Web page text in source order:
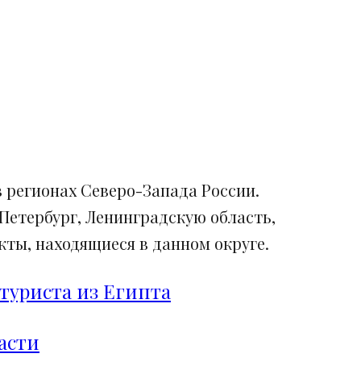
Северо-Запада России.
Ленинградскую область,
находящиеся в данном округе.
из Египта